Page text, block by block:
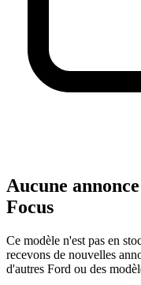
Aucune
Focus
Ce modèle n'est pas en
recevons de nouvelles
d'autres Ford ou des